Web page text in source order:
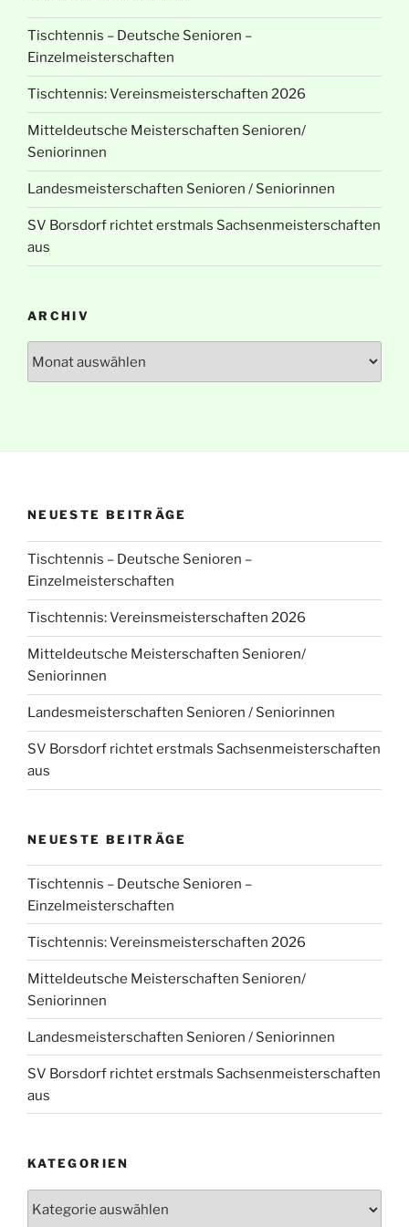
Tischtennis – Deutsche Senioren –
Einzelmeisterschaften
Tischtennis: Vereinsmeisterschaften 2026
Mitteldeutsche Meisterschaften Senioren/
Seniorinnen
Landesmeisterschaften Senioren / Seniorinnen
SV Borsdorf richtet erstmals Sachsenmeisterschaften
aus
ARCHIV
NEUESTE BEITRÄGE
Tischtennis – Deutsche Senioren –
Einzelmeisterschaften
Tischtennis: Vereinsmeisterschaften 2026
Mitteldeutsche Meisterschaften Senioren/
Seniorinnen
Landesmeisterschaften Senioren / Seniorinnen
SV Borsdorf richtet erstmals Sachsenmeisterschaften
aus
NEUESTE BEITRÄGE
Tischtennis – Deutsche Senioren –
Einzelmeisterschaften
Tischtennis: Vereinsmeisterschaften 2026
Mitteldeutsche Meisterschaften Senioren/
Seniorinnen
Landesmeisterschaften Senioren / Seniorinnen
SV Borsdorf richtet erstmals Sachsenmeisterschaften
aus
KATEGORIEN